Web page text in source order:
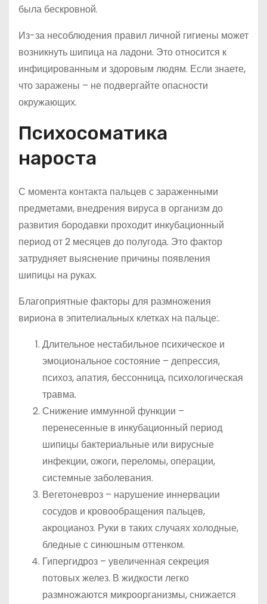
была бескровной.
Из-за несоблюдения правил личной гигиены может
возникнуть шипица на ладони. Это относится к
инфицированным и здоровым людям. Если знаете,
что заражены – не подвергайте опасности
окружающих.
Психосоматика
нароста
С момента контакта пальцев с зараженными
предметами, внедрения вируса в организм до
развития бородавки проходит инкубационный
период от 2 месяцев до полугода. Это фактор
затрудняет выяснение причины появления
шипицы на руках.
Благоприятные факторы для размножения
вириона в эпителиальных клетках на пальце:.
Длительное нестабильное психическое и
эмоциональное состояние – депрессия,
психоз, апатия, бессонница, психологическая
травма.
Снижение иммунной функции –
перенесенные в инкубационный период
шипицы бактериальные или вирусные
инфекции, ожоги, переломы, операции,
системные заболевания.
Вегетоневроз – нарушение иннервации
сосудов и кровообращения пальцев,
акроцианоз. Руки в таких случаях холодные,
бледные с синюшным оттенком.
Гипергидроз – увеличенная секреция
потовых желез. В жидкости легко
размножаются микроорганизмы, снижается